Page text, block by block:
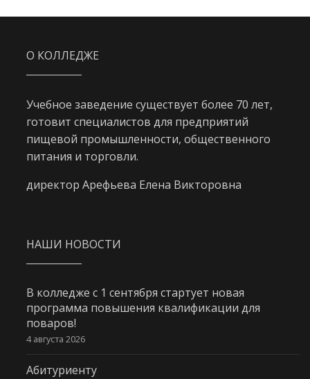
О КОЛЛЕДЖЕ
Учебное заведение существует более 70 лет,
готовит специалистов для предприятий
пищевой промышленности, общественного
питания и торговли.
директор Арефьева Елена Викторовна
НАШИ НОВОСТИ
В колледже с 1 сентября стартует новая
программа повышения квалификации для
поваров!
4 августа 2026
Абитуриенту